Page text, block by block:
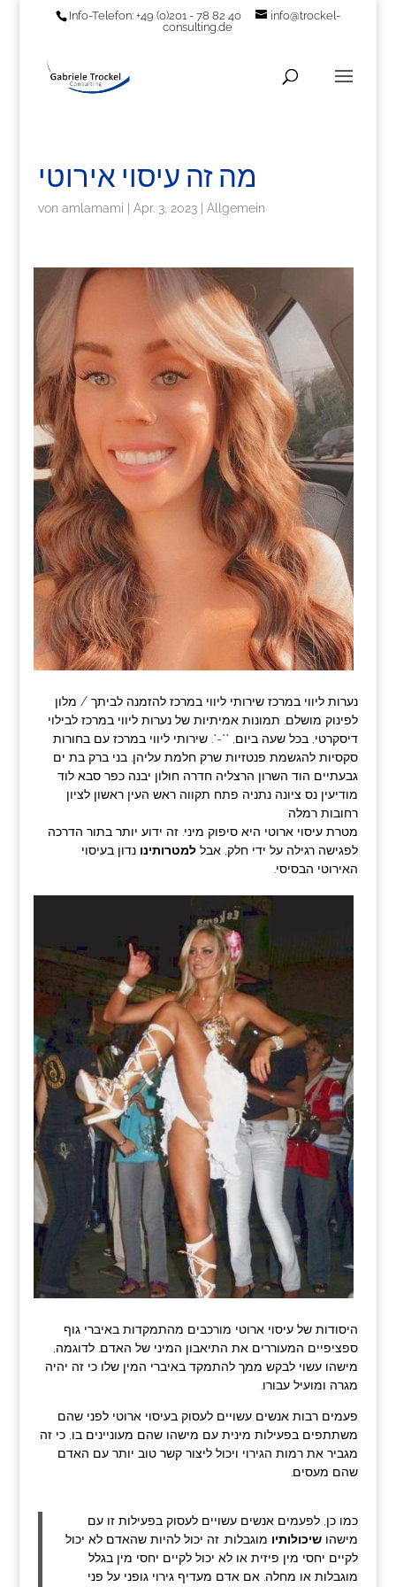
Info-Telefon: +49 (0)201 - 78 82 40
info@trockel-
consulting.de
מה זה עיסוי אירוטי
von amlamami Apr. 3, 2023| Allgemein
נערות ליווי במרכז שירותי ליווי במרכז להזמנה לביתך / מלון
לפינוק מושלם. תמונות אמיתיות של נערות ליווי במרכז לבילוי
דיסקרטי, בכל שעה ביום, **-*. שירותי ליווי במרכז עם בחורות
סקסיות להגשמת פנטזיות שרק חלמת עליהן. בני ברק בת ים
גבעתיים הוד השרון הרצליה חדרה חולון יבנה כפר סבא לוד
מודיעין נס ציונה נתניה פתח תקווה ראש העין ראשון לציון
רחובות רמלה
מטרת עיסוי ארוטי היא סיפוק מיני. זה ידוע יותר בתור הדרכה
לפגישה רגילה על ידי חלק, אבל למטרותינו נדון בעיסוי
האירוטי הבסיסי.
היסודות של עיסוי ארוטי מורכבים מהתמקדות באיברי גוף
ספציפיים המעוררים את התיאבון המיני של האדם. לדוגמה,
מישהו עשוי לבקש ממך להתמקד באיברי המין שלו כי זה יהיה
מגרה ומועיל עבורו.
פעמים רבות אנשים עשויים לעסוק בעיסוי ארוטי לפני שהם
משתתפים בפעילות מינית עם מישהו שהם מעוניינים בו, כי זה
מגביר את רמות הגירוי ויכול ליצור קשר טוב יותר עם האדם
שהם מעסים.
כמו כן, לפעמים אנשים עשויים לעסוק בפעילות זו עם
מישהו שיכולותיו מוגבלות. זה יכול להיות שהאדם לא יכול
לקיים יחסי מין פיזית או לא יכול לקיים יחסי מין בגלל
מוגבלות או מחלה. אם אדם מעדיף גירוי גופני על פני